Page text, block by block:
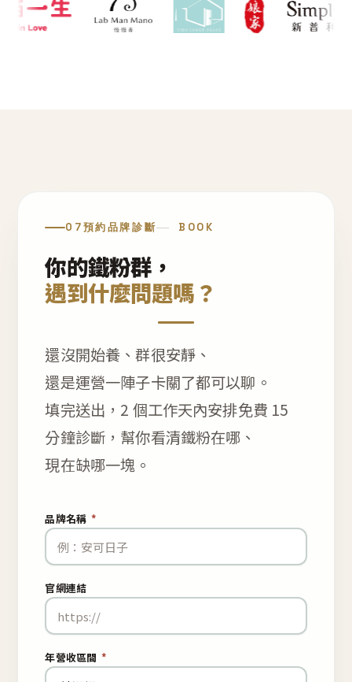
07預約品牌診斷 BOOK
你的鐵粉群，
遇到什麼問題嗎？
還沒開始養、群很安靜、
還是運營一陣子卡關了都可以聊。
填完送出，2 個工作天內安排免費 15
分鐘診斷，幫你看清鐵粉在哪、
現在缺哪一塊。
品牌名稱 *
官網連結
年營收區間 *